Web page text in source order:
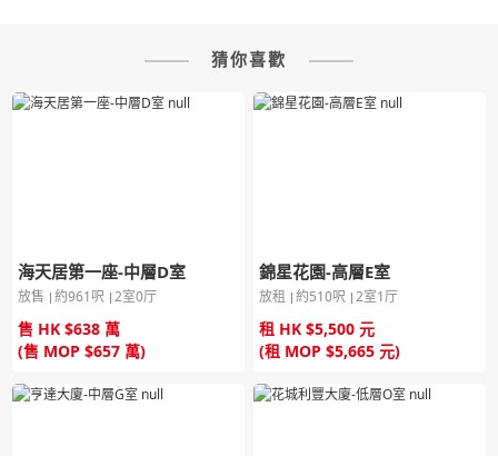
猜你喜歡
海天居第一座-中層D室
放售 約961呎 2室0厅
售 HK $638 萬
(售 MOP $657 萬)
錦星花園-高層E室
放租 約510呎 2室1厅
租 HK $5,500 元
(租 MOP $5,665 元)